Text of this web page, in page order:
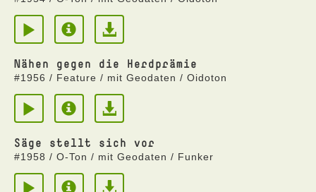
Nähen gegen die Herdprämie
#1956 / Feature / mit Geodaten / Oidoton
Säge stellt sich vor
#1958 / O-Ton / mit Geodaten / Funker